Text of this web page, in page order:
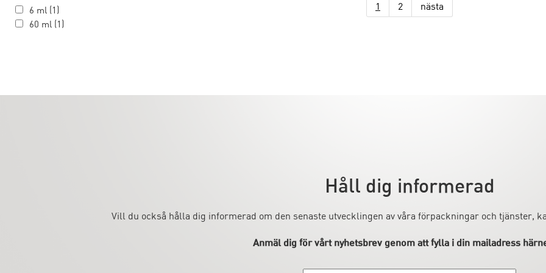
6 ml (1)
60 ml (1)
1 2 nästa
Håll dig informerad
Vill du också hålla dig informerad om den senaste utvecklingen av våra förpackningar och tjänster,
Anmäl dig för vårt nyhetsbrev genom att fylla i din mailadress